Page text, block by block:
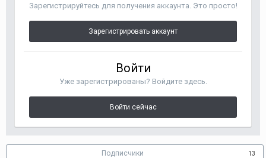
Зарегистрируйтесь для получения аккаунта. Это просто!
Зарегистрировать аккаунт
Войти
Уже зарегистрированы? Войдите здесь.
Войти сейчас
Подписчики 13